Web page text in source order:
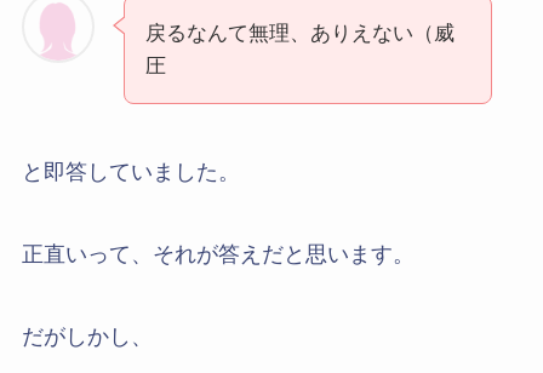
戻るなんて無理、ありえない（威
圧
と即答していました。
正直いって、それが答えだと思います。
だがしかし、